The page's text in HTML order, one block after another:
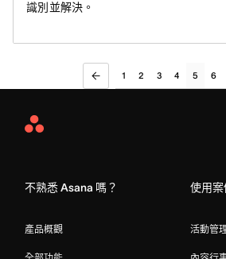
識別並解決。
1 2 3 4 5 6
Asana
不熟悉 Asana 嗎？
產品概觀
使用案
活動管